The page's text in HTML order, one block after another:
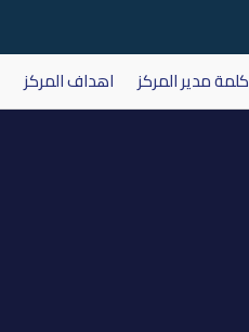
كلمة مدير المركز اهداف المركز